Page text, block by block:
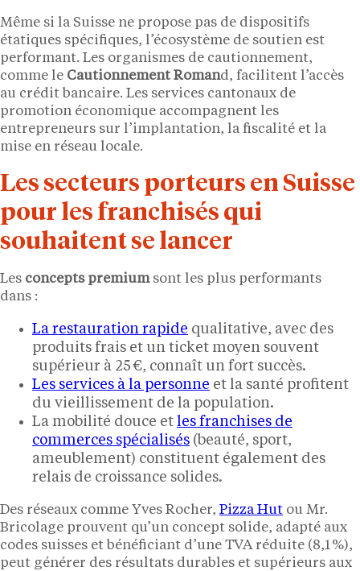
Même si la Suisse ne propose pas de dispositifs
étatiques spécifiques, l’écosystème de soutien est
performant. Les organismes de cautionnement,
comme le Cautionnement Romand, facilitent l’accès
au crédit bancaire. Les services cantonaux de
promotion économique accompagnent les
entrepreneurs sur l’implantation, la fiscalité et la
mise en réseau locale.
Les secteurs porteurs en Suisse
pour les franchisés qui
souhaitent se lancer
Les concepts premiumsont les plus performants
dans :
La restauration rapide qualitative, avec des
produits frais et un ticket moyen souvent
supérieur à 25 €, connaît un fort succès.
Les services à la personne et la santé profitent
du vieillissement de la population.
La mobilité douce et les franchises de
commerces spécialisés (beauté, sport,
ameublement) constituent également des
relais de croissance solides.
Des réseaux comme Yves Rocher, Pizza Hut ou Mr.
Bricolage prouvent qu’un concept solide, adapté aux
codes suisses et bénéficiant d’une TVA réduite (8,1 %),
peut générer des résultats durables et supérieurs aux